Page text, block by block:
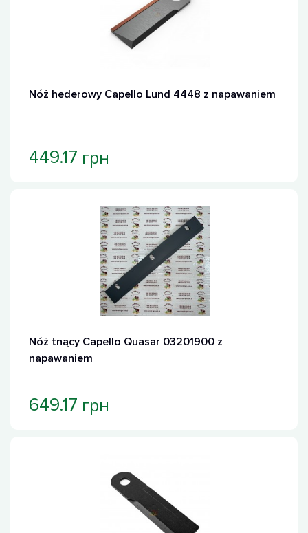
Nóż hederowy Capello Lund 4448 z napawaniem
449.17 грн
Nóż tnący Capello Quasar 03201900 z
napawaniem
649.17 грн